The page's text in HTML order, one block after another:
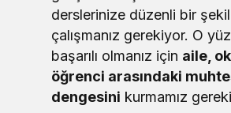
derslerinize düzenli bir
çalışmanız gerekiyor. O
başarılı olmanız için aile,
öğrenci arasındaki
dengesini kurmamız